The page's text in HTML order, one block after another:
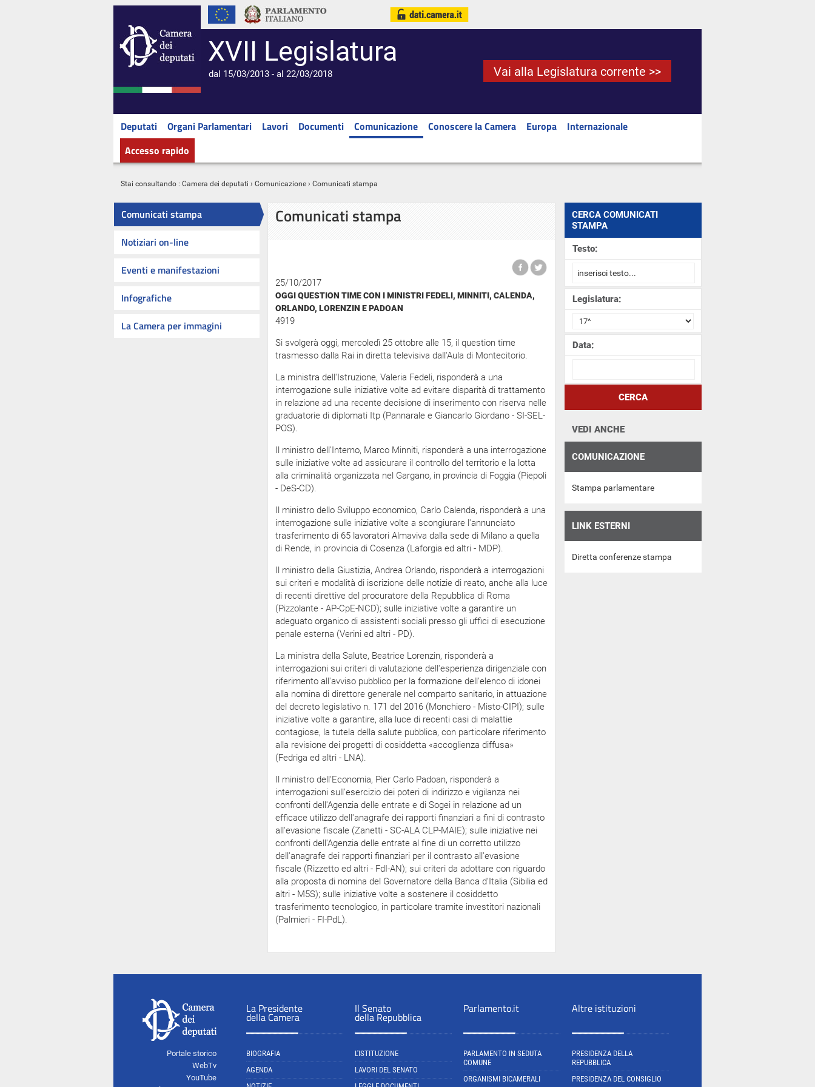
XVII Legislatura
dal 15/03/2013 - al 22/03/2018 Vai alla Legislatura corrente >>
Deputati Organi Parlamentari Lavori Documenti Comunicazione Conoscere la Camera Europa
Internazionale
Accesso rapido
Stai consultando : Camera dei deputati › Comunicazione › Comunicati stampa
Comunicati stampa
Notiziari on-line
Eventi e manifestazioni
Infografiche
La Camera per immagini
Comunicati stampa
25/10/2017
OGGI QUESTION TIME CON I MINISTRI FEDELI, MINNITI, CALENDA,
ORLANDO, LORENZIN E PADOAN
4919
Si svolgerà oggi, mercoledì 25 ottobre alle 15, il question time
trasmesso dalla Rai in diretta televisiva dall'Aula di Montecitorio.
La ministra dell'Istruzione, Valeria Fedeli, risponderà a una
interrogazione sulle iniziative volte ad evitare disparità di trattamento
in relazione ad una recente decisione di inserimento con riserva nelle
graduatorie di diplomati Itp (Pannarale e Giancarlo Giordano - SI-SEL-
POS).
Il ministro dell'Interno, Marco Minniti, risponderà a una interrogazione
sulle iniziative volte ad assicurare il controllo del territorio e la lotta
alla criminalità organizzata nel Gargano, in provincia di Foggia (Piepoli
- DeS-CD).
Il ministro dello Sviluppo economico, Carlo Calenda, risponderà a una
interrogazione sulle iniziative volte a scongiurare l'annunciato
trasferimento di 65 lavoratori Almaviva dalla sede di Milano a quella
di Rende, in provincia di Cosenza (Laforgia ed altri - MDP).
Il ministro della Giustizia, Andrea Orlando, risponderà a interrogazioni
sui criteri e modalità di iscrizione delle notizie di reato, anche alla luce
di recenti direttive del procuratore della Repubblica di Roma
(Pizzolante - AP-CpE-NCD); sulle iniziative volte a garantire un
adeguato organico di assistenti sociali presso gli uffici di esecuzione
penale esterna (Verini ed altri - PD).
La ministra della Salute, Beatrice Lorenzin, risponderà a
interrogazioni sui criteri di valutazione dell'esperienza dirigenziale con
riferimento all'avviso pubblico per la formazione dell'elenco di idonei
alla nomina di direttore generale nel comparto sanitario, in attuazione
del decreto legislativo n. 171 del 2016 (Monchiero - Misto-CIPI); sulle
iniziative volte a garantire, alla luce di recenti casi di malattie
contagiose, la tutela della salute pubblica, con particolare riferimento
alla revisione dei progetti di cosiddetta «accoglienza diffusa»
(Fedriga ed altri - LNA).
Il ministro dell'Economia, Pier Carlo Padoan, risponderà a
interrogazioni sull'esercizio dei poteri di indirizzo e vigilanza nei
confronti dell'Agenzia delle entrate e di Sogei in relazione ad un
efficace utilizzo dell'anagrafe dei rapporti finanziari a fini di contrasto
all'evasione fiscale (Zanetti - SC-ALA CLP-MAIE); sulle iniziative nei
confronti dell'Agenzia delle entrate al fine di un corretto utilizzo
dell'anagrafe dei rapporti finanziari per il contrasto all'evasione
fiscale (Rizzetto ed altri - FdI-AN); sui criteri da adottare con riguardo
alla proposta di nomina del Governatore della Banca d'Italia (Sibilia ed
altri - M5S); sulle iniziative volte a sostenere il cosiddetto
trasferimento tecnologico, in particolare tramite investitori nazionali
(Palmieri - FI-PdL).
CERCA COMUNICATI
STAMPA
Testo:
Legislatura:
Data:
CERCA
VEDI ANCHE
COMUNICAZIONE
Stampa parlamentare
LINK ESTERNI
Diretta conferenze stampa
Portale storico
WebTv
YouTube
La Presidente
della Camera
BIOGRAFIA
AGENDA
Il Senato
della Repubblica
L'ISTITUZIONE
LAVORI DEL SENATO
Parlamento.it
PARLAMENTO IN SEDUTA
COMUNE
ORGANISMI BICAMERALI
Altre istituzioni
PRESIDENZA DELLA
REPUBBLICA
PRESIDENZA DEL CONSIGLIO